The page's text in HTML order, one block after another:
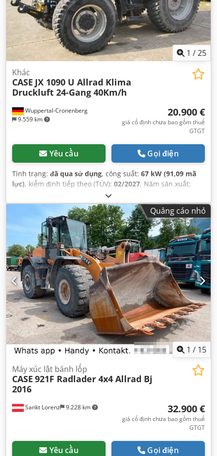
1 /25
Wuppertal-Cronenberg
9.559 km
Khác
CASE JX 1090 U Allrad Klima
Druckluft 24-Gang 40Km/h
20.900 €
giá cố định chưa bao gồm thuế
GTGT
Yêu cầu Gọi điện
Tình trạng: đã qua sử dụng, công suất: 67 kW (91,09 mã
lực), kiểm định tiếp theo (TÜV): 02/2027, Năm sản xuất:
, Thiết bị:
bánh, điều hòa không khí,
Quảng cáo nhỏ
1 / 15
Sankt Lorenz 9.228 km
Máy xúc lật bánh lốp
CASE 921F Radlader 4x4 Allrad Bj
2016
32.900 €
giá cố định chưa bao gồm thuế
GTGT
Yêu cầu Gọi điện